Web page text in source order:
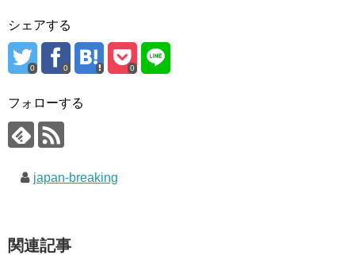
シェアする
0 0 0
フォローする
japan-breaking
関連記事